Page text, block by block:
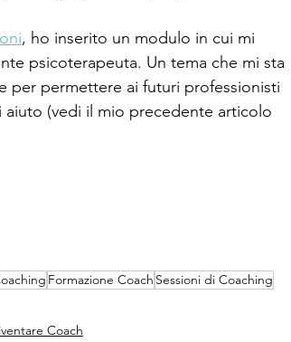
, ho inserito un modulo in cui mi
psicoterapeuta. Un tema che mi sta
per permettere ai futuri professionisti
(vedi il mio precedente articolo
Formazione Coach Sessioni di Coaching
Coach